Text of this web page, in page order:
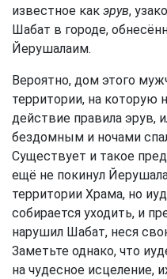
известное как эрув,
Шабат в городе,
Йерушалаим.
Вероятно, дом этого
территории, на которую
действие правила эрув,
бездомным и ночами
Существует и такое
ещё не покинул
территории Храма, но
собирается уходить, и
нарушил Шабат, неся
Заметьте однако, что
на чудесное исцеление,